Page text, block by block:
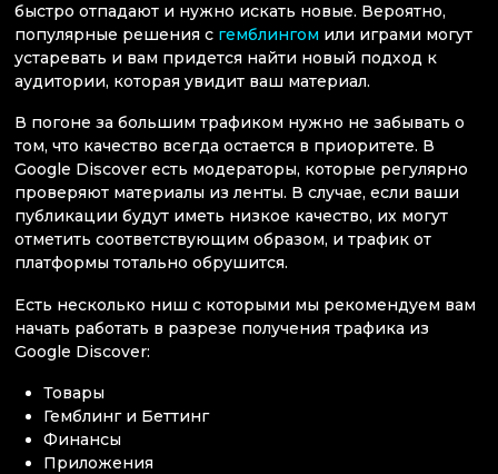
быстро отпадают и нужно искать новые. Вероятно,
популярные решения с гемблингом или играми могут
устаревать и вам придется найти новый подход к
аудитории, которая увидит ваш материал.
В погоне за большим трафиком нужно не забывать о
том, что качество всегда остается в приоритете. В
Google Discover есть модераторы, которые регулярно
проверяют материалы из ленты. В случае, если ваши
публикации будут иметь низкое качество, их могут
отметить соответствующим образом, и трафик от
платформы тотально обрушится.
Есть несколько ниш с которыми мы рекомендуем вам
начать работать в разрезе получения трафика из
Google Discover:
Товары
Гемблинг и Беттинг
Финансы
Приложения